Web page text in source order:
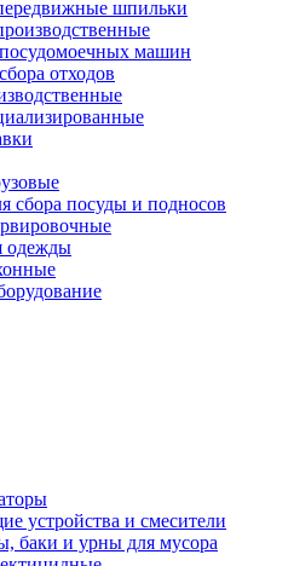
шпильки
машин
отходов
сбора посуды и подносов
одежды
устройства и смесители
баки и урны для мусора